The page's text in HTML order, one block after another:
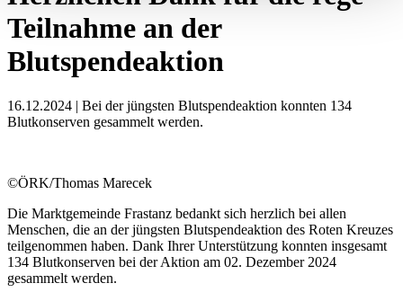
Teilnahme an der
Blutspendeaktion
16.12.2024 | Bei der jüngsten Blutspendeaktion konnten 134
Blutkonserven gesammelt werden.
©ÖRK/Thomas Marecek
Die Marktgemeinde Frastanz bedankt sich herzlich bei allen
Menschen, die an der jüngsten Blutspendeaktion des Roten Kreuzes
teilgenommen haben. Dank Ihrer Unterstützung konnten insgesamt
134 Blutkonserven bei der Aktion am 02. Dezember 2024
gesammelt werden.